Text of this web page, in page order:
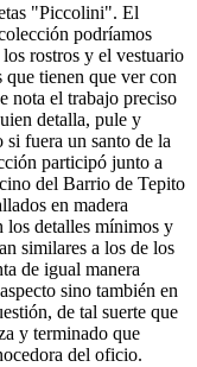
"Piccolini". El
podríamos
rostros y el vestuario
que tienen que ver con
nota el trabajo preciso
detalla, pule y
fuera un santo de la
participó junto a
del Barrio de Tepito
en madera
los detalles mínimos y
similares a los de los
de igual manera
sino también en
de tal suerte que
y terminado que
del oficio.